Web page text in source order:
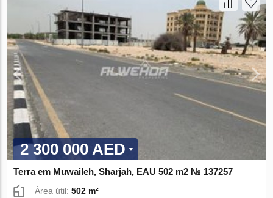
2 300 000 AED
Terra em Muwaileh, Sharjah, EAU 502 m2 № 137257
Área útil:502 m²